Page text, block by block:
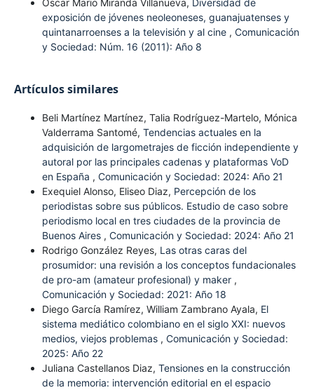
Oscar Mario Miranda Villanueva, Diversidad de
exposición de jóvenes neoleoneses, guanajuatenses y
quintanarroenses a la televisión y al cine , Comunicación
y Sociedad: Núm. 16 (2011): Año 8
Artículos similares
Beli Martínez Martínez, Talia Rodríguez-Martelo, Mónica
Valderrama Santomé, Tendencias actuales en la
adquisición de largometrajes de ficción independiente y
autoral por las principales cadenas y plataformas VoD
en España , Comunicación y Sociedad: 2024: Año 21
Exequiel Alonso, Eliseo Diaz, Percepción de los
periodistas sobre sus públicos. Estudio de caso sobre
periodismo local en tres ciudades de la provincia de
Buenos Aires , Comunicación y Sociedad: 2024: Año 21
Rodrigo González Reyes, Las otras caras del
prosumidor: una revisión a los conceptos fundacionales
de pro-am (amateur profesional) y maker ,
Comunicación y Sociedad: 2021: Año 18
Diego García Ramírez, William Zambrano Ayala, El
sistema mediático colombiano en el siglo XXI: nuevos
medios, viejos problemas , Comunicación y Sociedad:
2025: Año 22
Juliana Castellanos Diaz, Tensiones en la construcción
de la memoria: intervención editorial en el espacio